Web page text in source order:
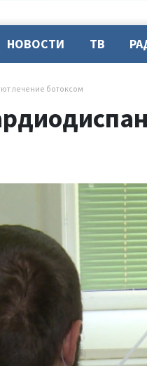
НОВОСТИ ТВ
лечение ботоксом